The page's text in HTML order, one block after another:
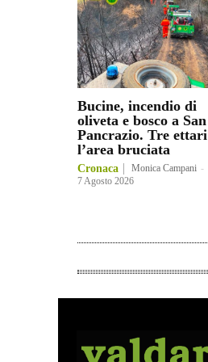
Bucine, incendio di
oliveta e bosco a San
Pancrazio. Tre ettari
l’area bruciata
Cronaca Monica Campani -
7 Agosto 2026